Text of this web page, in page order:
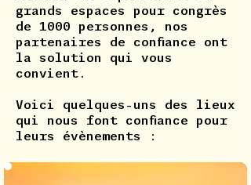
grands espaces pour congrès
de 1000 personnes, nos
partenaires de confiance ont
la solution qui vous
convient.
Voici quelques-uns des lieux
qui nous font confiance pour
leurs évènements :